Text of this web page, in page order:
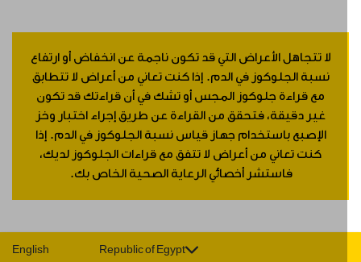
لا تتجاهل الأعراض التي قد تكون ناجمة عن انخفاض أو ارتفاع
نسبة الجلوكوز في الدم. إذا كنت تعاني من أعراض لا تتطابق
مع قراءة جلوكوز المجس أو تشك في أن قراءتك قد تكون
غير دقيقة، فتحقق من القراءة عن طريق إجراء اختبار وخز
الإصبع باستخدام جهاز قياس نسبة الجلوكوز في الدم. إذا
كنت تعاني من أعراض لا تتفق مع قراءات الجلوكوز لديك،
فاستشر أخصائي الرعاية الصحية الخاص بك.
Republic of Egypt
English